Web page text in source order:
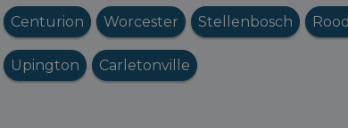
Centurion Worcester Stellenbosch
Upington Carletonville